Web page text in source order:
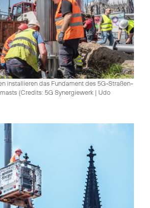
installieren das Fundament des 5G-Straßen­
(Credits: 5G Synergiewerk | Udo